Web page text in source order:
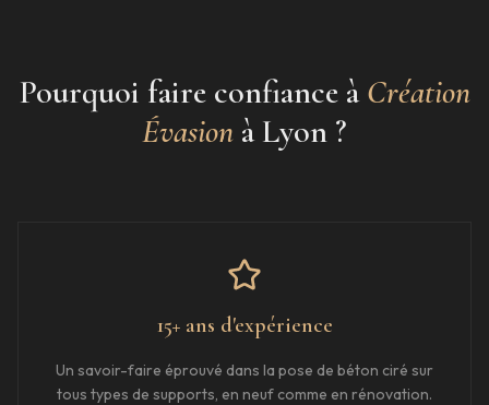
Pourquoi faire confiance àCréation
Évasion àLyon ?
15+ ans d'expérience
Un savoir-faire éprouvé dans la pose de béton ciré sur
tous types de supports, en neuf comme en rénovation.